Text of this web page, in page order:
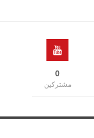
0
مشتركين